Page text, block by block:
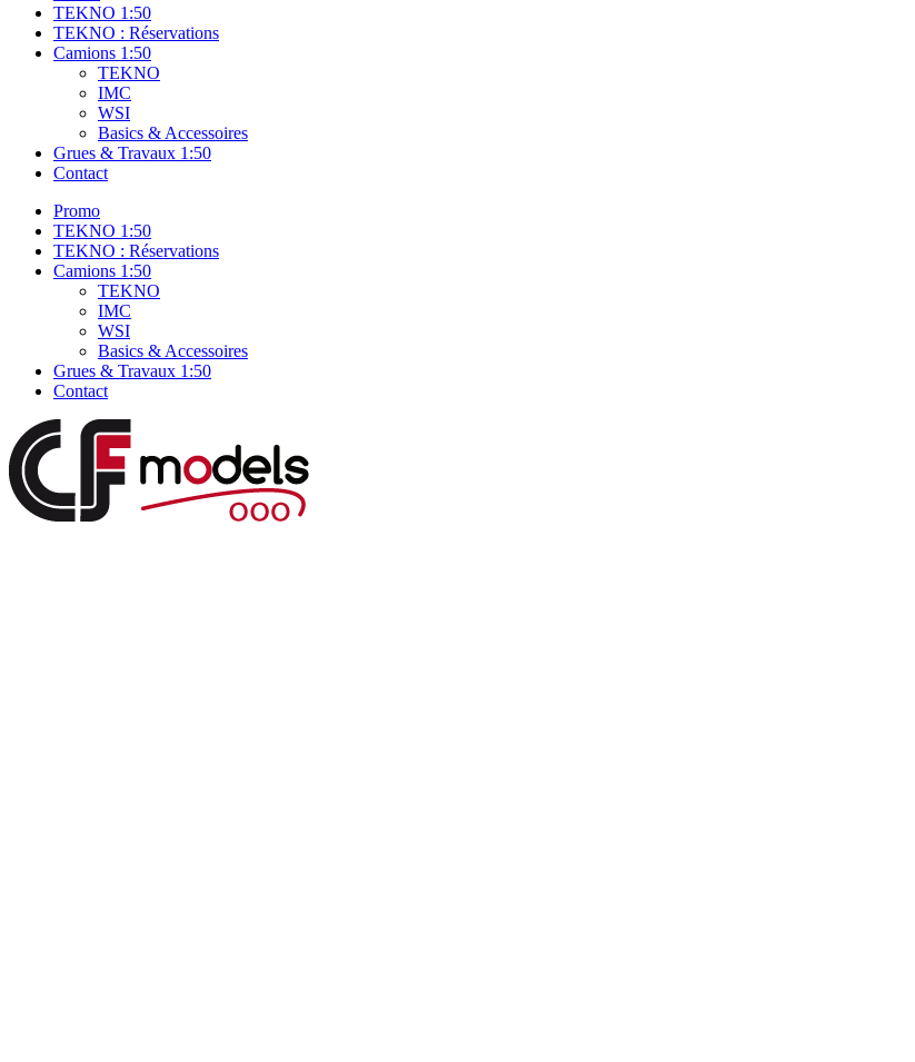
TEKNO 1:50
TEKNO : Réservations
Camions 1:50
TEKNO
IMC
WSI
Basics & Accessoires
Grues & Travaux 1:50
Contact
Promo
TEKNO 1:50
TEKNO : Réservations
Camions 1:50
TEKNO
IMC
WSI
Basics & Accessoires
Grues & Travaux 1:50
Contact